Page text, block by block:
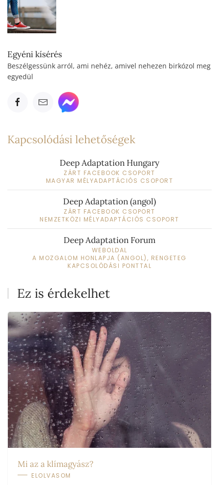
Egyéni kísérés
Beszélgessünk arról, ami nehéz, amivel nehezen birkózol meg
egyedül
Kapcsolódási lehetőségek
Deep Adaptation Hungary
ZÁRT FACEBOOK CSOPORT
MAGYAR MÉLYADAPTÁCIÓS CSOPORT
Deep Adaptation (angol)
ZÁRT FACEBOOK CSOPORT
NEMZETKÖZI MÉLYADAPTÁCIÓS CSOPORT
Deep Adaptation Forum
WEBOLDAL
A MOZGALOM HONLAPJA (ANGOL), RENGETEG
KAPCSOLÓDÁSI PONTTAL
Ez is érdekelhet
Mi az a klímagyász?
ELOLVASOM